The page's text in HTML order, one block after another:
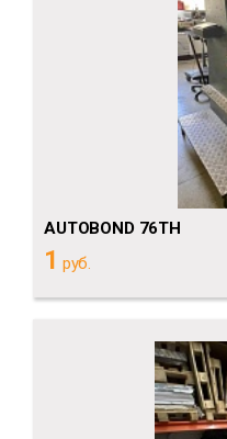
AUTOBOND 76TH
1 руб.